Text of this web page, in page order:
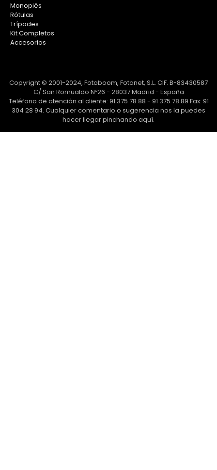
Monopiés
Rótulas
Trípodes
Kit Completos
Accesorios
Copyright © 2001-2024, Fotoboom, Fotonet, S.L. CIF. B-83430587
C/ San Romualdo Nº26 - 28037 Madrid - España
Teléfono de atención al cliente: 91 375 78 88 - 91 375 78 89 Fax: 91
304 28 94. Cualquier comentario o sugerencia nos la puedes
hacer llegarpinchando aquí.